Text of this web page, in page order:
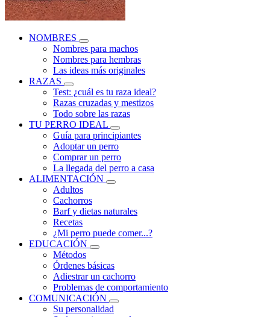
NOMBRES
Nombres para machos
Nombres para hembras
Las ideas más originales
RAZAS
Test: ¿cuál es tu raza ideal?
Razas cruzadas y mestizos
Todo sobre las razas
TU PERRO IDEAL
Guía para principiantes
Adoptar un perro
Comprar un perro
La llegada del perro a casa
ALIMENTACIÓN
Adultos
Cachorros
Barf y dietas naturales
Recetas
¿Mi perro puede comer...?
EDUCACIÓN
Métodos
Órdenes básicas
Adiestrar un cachorro
Problemas de comportamiento
COMUNICACIÓN
Su personalidad